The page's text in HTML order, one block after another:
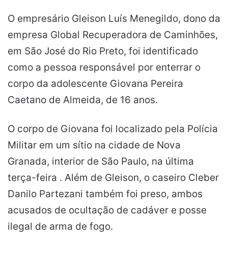
O empresário Gleison Luís Menegildo, dono da
empresa Global Recuperadora de Caminhões,
em São José do Rio Preto, foi identificado
como a pessoa responsável por enterrar o
corpo da adolescente Giovana Pereira
Caetano de Almeida, de 16 anos.
O corpo de Giovana foi localizado pela Polícia
Militar em um sítio na cidade de Nova
Granada, interior de São Paulo, na última
terça-feira . Além de Gleison, o caseiro Cleber
Danilo Partezani também foi preso, ambos
acusados de ocultação de cadáver e posse
ilegal de arma de fogo.